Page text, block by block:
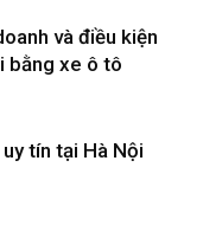
và điều kiện
bằng xe ô tô
tín tại Hà Nội